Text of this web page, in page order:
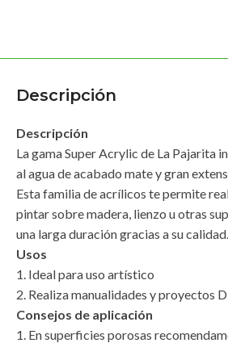
Descripción
Descripción
La gama Super Acrylic de La Pajarita
al agua de acabado mate y gran
Esta familia de acrílicos te permite
pintar sobre madera, lienzo u otras
una larga duración gracias a su calidad.
Usos
1. Ideal para uso artístico
2. Realiza manualidades y proyectos
Consejos de aplicación
1. En superficies porosas